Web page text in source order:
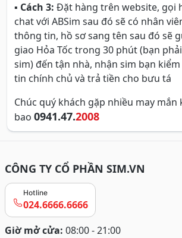
▪ Cách 3: Đặt hàng trên website, gọi
chat với ABSim sau đó sẽ có nhân
thông tin, hồ sơ sang tên sau đó sẽ
giao Hỏa Tốc trong 30 phút (bạn
sim) đến tận nhà, nhận sim bạn
tin chính chủ và trả tiền cho bưu tá
Chúc quý khách gặp nhiều may
bao 0941.47.2008
CÔNG TY CỔ PHẦN SIM.VN
Hotline
024.6666.6666
Giờ mở cửa: 08:00 - 21:00